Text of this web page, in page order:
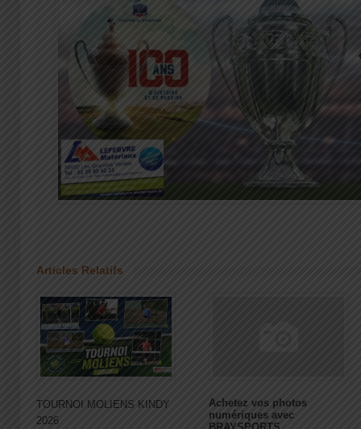
Articles Relatifs
TOURNOI MOLIENS KINDY
2026
Achetez vos photos
numériques avec